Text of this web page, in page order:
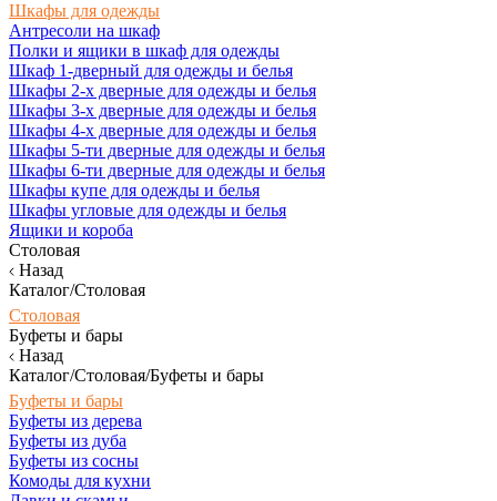
Шкафы для одежды
Антресоли на шкаф
Полки и ящики в шкаф для одежды
Шкаф 1-дверный для одежды и белья
Шкафы 2-х дверные для одежды и белья
Шкафы 3-х дверные для одежды и белья
Шкафы 4-х дверные для одежды и белья
Шкафы 5-ти дверные для одежды и белья
Шкафы 6-ти дверные для одежды и белья
Шкафы купе для одежды и белья
Шкафы угловые для одежды и белья
Ящики и короба
Столовая
Назад
Каталог/Столовая
Столовая
Буфеты и бары
Назад
Каталог/Столовая/Буфеты и бары
Буфеты и бары
Буфеты из дерева
Буфеты из дуба
Буфеты из сосны
Комоды для кухни